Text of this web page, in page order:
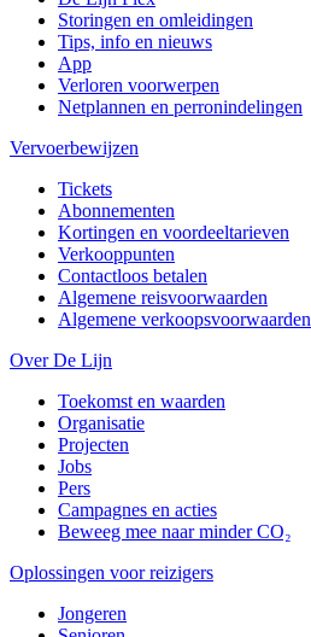
Storingen en omleidingen
Tips, info en nieuws
App
Verloren voorwerpen
Netplannen en perronindelingen
Vervoerbewijzen
Tickets
Abonnementen
Kortingen en voordeeltarieven
Verkooppunten
Contactloos betalen
Algemene reisvoorwaarden
Algemene verkoopsvoorwaarden
Over De Lijn
Toekomst en waarden
Organisatie
Projecten
Jobs
Pers
Campagnes en acties
Beweeg mee naar minder CO₂
Oplossingen voor reizigers
Jongeren